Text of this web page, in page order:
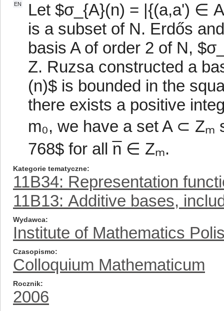
EN
Let $σ_{A}(n) = |{(a,a') ∈
is a subset of N. Erdős
basis A of order 2 of N,
Z. Ruzsa constructed a
(n)$ is bounded in the
there exists a positive
m₀, we have a set A ⊂ Zₘ
768$ for all n̅ ∈ Zₘ.
Kategorie tematyczne
11B34: Representation
11B13: Additive bases,
Wydawca
Institute of Mathematics
Czasopismo
Colloquium Mathematicum
Rocznik
2006